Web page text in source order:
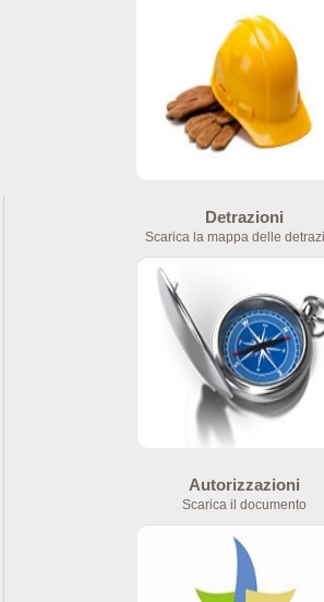
Detrazioni
Scarica la mappa delle
Autorizzazioni
Scarica il documento